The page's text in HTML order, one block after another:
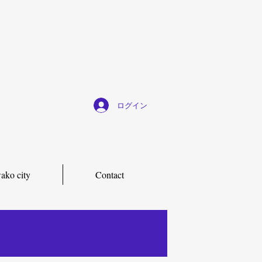
ログイン
city Contact